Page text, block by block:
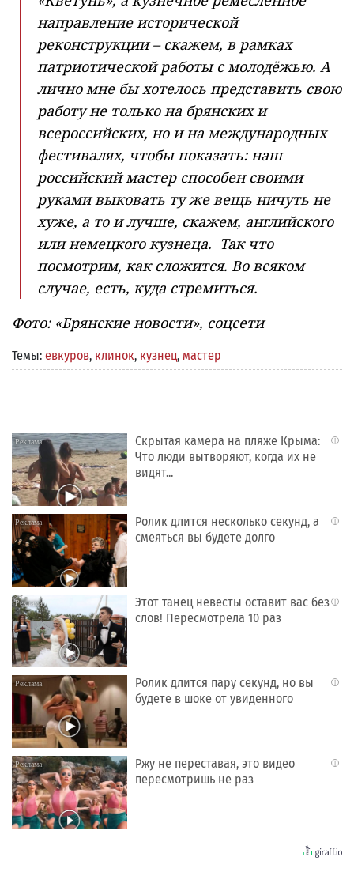
направление исторической
реконструкции – скажем, в рамках
патриотической работы с молодёжью. А
лично мне бы хотелось представить свою
работу не только на брянских и
всероссийских, но и на международных
фестивалях, чтобы показать: наш
российский мастер способен своими
руками выковать ту же вещь ничуть не
хуже, а то и лучше, скажем, английского
или немецкого кузнеца. Так что
посмотрим, как сложится. Во всяком
случае, есть, куда стремиться.
Фото: «Брянские новости», соцсети
Темы: евкуров, клинок, кузнец, мастер
i
Скрытая камера на пляже Крыма:
Что люди вытворяют, когда их не
видят...
i
Ролик длится несколько секунд, а
смеяться вы будете долго
i
Этот танец невесты оставит вас без
слов! Пересмотрела 10 раз
i
Ролик длится пару секунд, но вы
будете в шоке от увиденного
i
Ржу не переставая, это видео
пересмотришь не раз